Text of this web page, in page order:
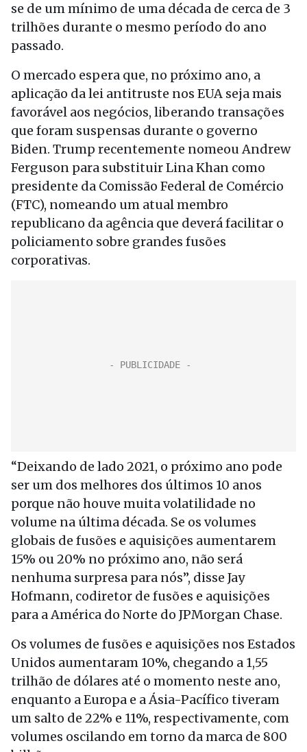
se de um mínimo de uma década de cerca de 3
trilhões durante o mesmo período do ano
passado.
O mercado espera que, no próximo ano, a
aplicação da lei antitruste nos EUA seja mais
favorável aos negócios, liberando transações
que foram suspensas durante o governo
Biden. Trump recentemente nomeou Andrew
Ferguson para substituir Lina Khan como
presidente da Comissão Federal de Comércio
(FTC), nomeando um atual membro
republicano da agência que deverá facilitar o
policiamento sobre grandes fusões
corporativas.
“Deixando de lado 2021, o próximo ano pode
ser um dos melhores dos últimos 10 anos
porque não houve muita volatilidade no
volume na última década. Se os volumes
globais de fusões e aquisições aumentarem
15% ou 20% no próximo ano, não será
nenhuma surpresa para nós”, disse Jay
Hofmann, codiretor de fusões e aquisições
para a América do Norte do JPMorgan Chase.
Os volumes de fusões e aquisições nos Estados
Unidos aumentaram 10%, chegando a 1,55
trilhão de dólares até o momento neste ano,
enquanto a Europa e a Ásia-Pacífico tiveram
um salto de 22% e 11%, respectivamente, com
volumes oscilando em torno da marca de 800